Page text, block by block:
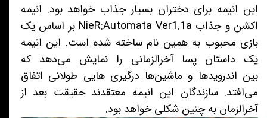
این انیمه برای دختران بسیار جذاب خواهد بود. انیمه
اکشن و جذاب NieR:Automata Ver1.1a بر اساس یک
بازی محبوب به همین نام ساخته شده است. این انیمه
یک داستان پسا آخرالزمانی را نمایش می‌دهد که
بین اندرویدها و ماشین‌ها درگیری هایی طولانی اتفاق
می‌افتد. سازندگان این انیمه معتقدند حقیقت بعد از
آخرالزمان به چنین شکلی خواهد بود.